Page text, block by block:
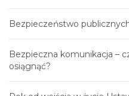
Bezpieczeństwo
Bezpieczna komunikacja –
osiągnąć?